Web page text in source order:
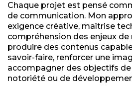
Chaque projet est pensé
de communication. Mon
exigence créative, maîtrise
compréhension des enjeux
produire des contenus
savoir-faire, renforcer une
accompagner des objectifs
notoriété ou de